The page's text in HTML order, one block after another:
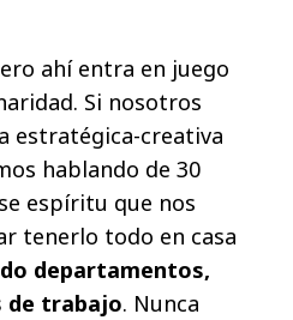
ahí entra en juego
Si nosotros
estratégica-creativa
hablando de 30
espíritu que nos
tenerlo todo en casa
departamentos,
de trabajo. Nunca